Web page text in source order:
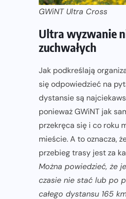
GWiNT Ultra Cross
Ultra wyzwanie
zuchwałych
Jak podkreślają
się odpowiedzieć na
dystansie są
ponieważ GWiNT jak
przekręca się i co roku
mieście. A to oznacza,
przebieg trasy jest za
Można powiedzieć, że
czasie nie stać lub po
całego dystansu 165